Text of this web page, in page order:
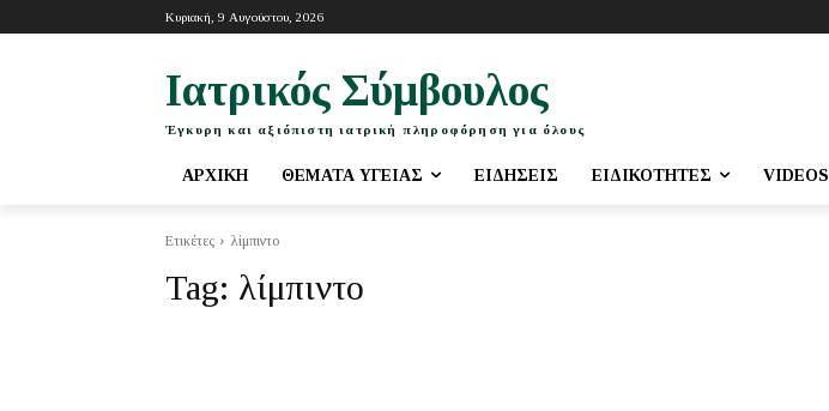
Κυριακή, 9 Αυγούστου, 2026
Ιατρικός Σύμβουλος
Έγκυρη και αξιόπιστη ιατρική πληροφόρηση για όλους
ΑΡΧΙΚΉ ΘΈΜΑΤΑ ΥΓΕΊΑΣ ΕΙΔΉΣΕΙΣ ΕΙΔΙΚΌΤΗΤΕΣ VIDEOS
Ετικέτες λίμπιντο
Tag: λίμπιντο